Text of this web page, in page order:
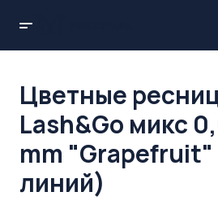
Цветные
Lash&Go микс
mm "Grapefruit"
линий)